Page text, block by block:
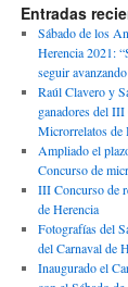
Entradas
Sábado de los
Herencia 2021:
seguir
Raúl Clavero y
ganadores del
Microrrelatos de
Ampliado el
Concurso de
III Concurso de
de Herencia
Fotografías del
del Carnaval de
Inaugurado el